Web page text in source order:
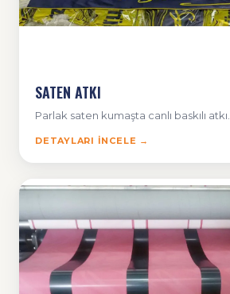
SATEN ATKI
Parlak saten kumaşta canlı baskılı atkı.
DETAYLARI İNCELE →